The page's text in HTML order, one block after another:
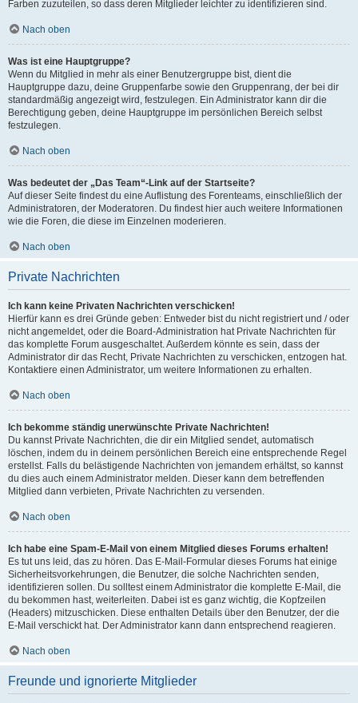
Farben zuzuteilen, so dass deren Mitglieder leichter zu identifizieren sind.
Nach oben
Was ist eine Hauptgruppe?
Wenn du Mitglied in mehr als einer Benutzergruppe bist, dient die
Hauptgruppe dazu, deine Gruppenfarbe sowie den Gruppenrang, der bei dir
standardmäßig angezeigt wird, festzulegen. Ein Administrator kann dir die
Berechtigung geben, deine Hauptgruppe im persönlichen Bereich selbst
festzulegen.
Nach oben
Was bedeutet der „Das Team“-Link auf der Startseite?
Auf dieser Seite findest du eine Auflistung des Forenteams, einschließlich der
Administratoren, der Moderatoren. Du findest hier auch weitere Informationen
wie die Foren, die diese im Einzelnen moderieren.
Nach oben
Private Nachrichten
Ich kann keine Privaten Nachrichten verschicken!
Hierfür kann es drei Gründe geben: Entweder bist du nicht registriert und / oder
nicht angemeldet, oder die Board-Administration hat Private Nachrichten für
das komplette Forum ausgeschaltet. Außerdem könnte es sein, dass der
Administrator dir das Recht, Private Nachrichten zu verschicken, entzogen hat.
Kontaktiere einen Administrator, um weitere Informationen zu erhalten.
Nach oben
Ich bekomme ständig unerwünschte Private Nachrichten!
Du kannst Private Nachrichten, die dir ein Mitglied sendet, automatisch
löschen, indem du in deinem persönlichen Bereich eine entsprechende Regel
erstellst. Falls du belästigende Nachrichten von jemandem erhältst, so kannst
du dies auch einem Administrator melden. Dieser kann dem betreffenden
Mitglied dann verbieten, Private Nachrichten zu versenden.
Nach oben
Ich habe eine Spam-E-Mail von einem Mitglied dieses Forums erhalten!
Es tut uns leid, das zu hören. Das E-Mail-Formular dieses Forums hat einige
Sicherheitsvorkehrungen, die Benutzer, die solche Nachrichten senden,
identifizieren sollen. Du solltest einem Administrator die komplette E-Mail, die
du bekommen hast, weiterleiten. Dabei ist es ganz wichtig, die Kopfzeilen
(Headers) mitzuschicken. Diese enthalten Details über den Benutzer, der die
E-Mail verschickt hat. Der Administrator kann dann entsprechend reagieren.
Nach oben
Freunde und ignorierte Mitglieder